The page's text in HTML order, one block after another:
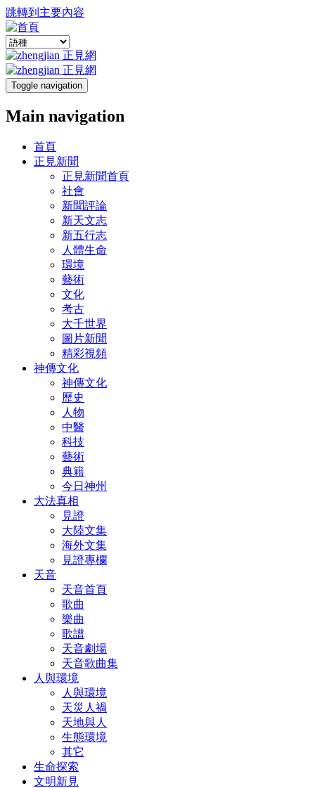
跳轉到主要內容
Toggle navigation
Main navigation
首頁
正見新聞
正見新聞首頁
社會
新聞評論
新天文志
新五行志
人體生命
環境
藝術
文化
考古
大千世界
圖片新聞
精彩視頻
神傳文化
神傳文化
歷史
人物
中醫
科技
藝術
典籍
今日神州
大法真相
見證
大陸文集
海外文集
見證專欄
天音
天音首頁
歌曲
樂曲
歌譜
天音劇場
天音歌曲集
人與環境
人與環境
天災人禍
天地與人
生態環境
其它
生命探索
文明新見